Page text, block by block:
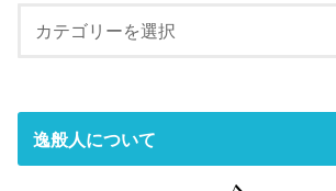
逸般人について